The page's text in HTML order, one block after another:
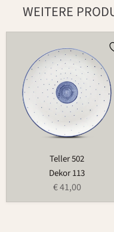
WEITERE
Teller 502
Dekor 113
€ 41,00